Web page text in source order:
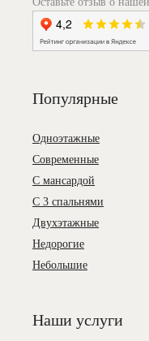
Популярные
Одноэтажные
Современные
С мансардой
С 3 спальнями
Двухэтажные
Недорогие
Небольшие
Наши услуги